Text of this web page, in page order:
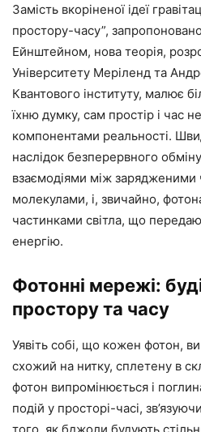
Замість вкоріненої ідеї
простору-часу”,
Ейнштейном, нова теорія,
Університету Меріленд та
Квантового інституту, малює
їхню думку, сам простір і час
компонентами реальності.
наслідок безперервного
взаємодіями між
молекулами, і, звичайно,
частинками світла, що
енергію.
Фотонні мережі:
простору та часу
Уявіть собі, що кожен фотон,
схожий на нитку, сплетену в
фотон випромінюється і
подій у просторі-часі,